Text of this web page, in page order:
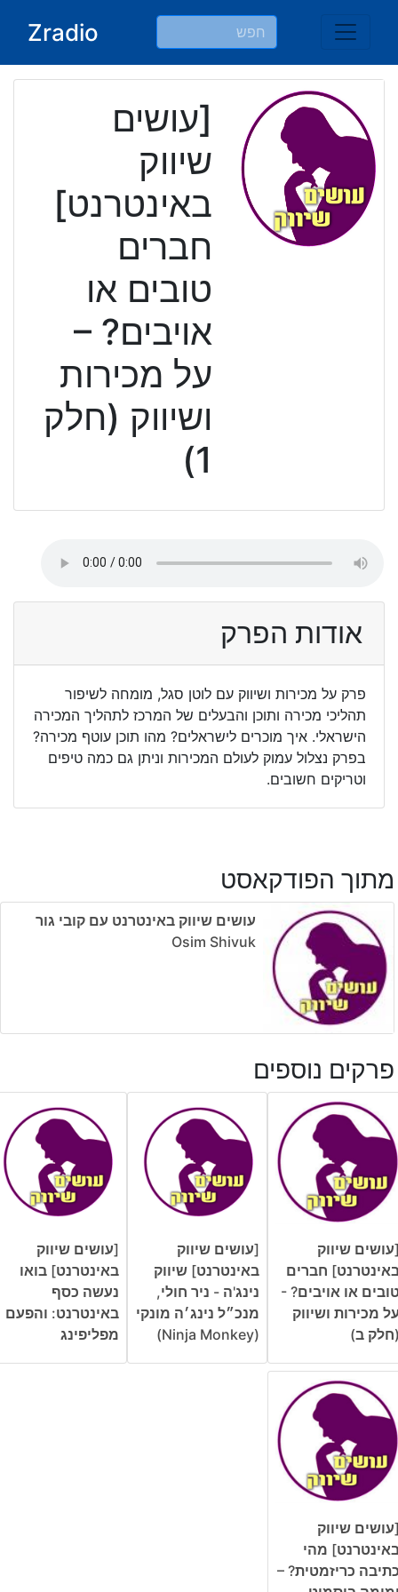
Zradio
[עושים
שיווק
באינטרנט]
חברים
טובים או
אויבים? –
על מכירות
ושיווק (חלק
1)
אודות הפרק
פרק על מכירות ושיווק עם לוטן סגל, מומחה לשיפור
תהליכי מכירה ותוכן והבעלים של המרכז לתהליך המכירה
הישראלי. איך מוכרים לישראלים? מהו תוכן עוטף מכירה?
בפרק נצלול עמוק לעולם המכירות וניתן גם כמה טיפים
וטריקים חשובים.
מתוך הפודקאסט
עושים שיווק באינטרנט עם קובי גור
Osim Shivuk
פרקים נוספים
שיווק
חברים
או אויבים? -
מכירות ושיווק
ב)
[עושים שיווק
באינטרנט] שיווק
נינג'ה - ניר חולי,
מנכ״ל נינג׳ה מונקי
(Ninja Monkey)
[עושים שיווק
באינטרנט] בואו
נעשה כסף
באינטרנט: והפעם
מפליפינג
שיווק
מהי
כריזמטית? –